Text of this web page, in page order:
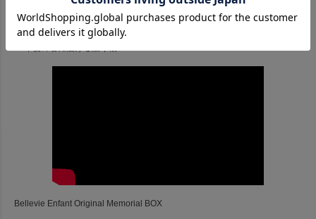
Bellevie Enfant Original Memorial BOX